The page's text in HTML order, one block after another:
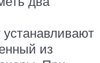
из